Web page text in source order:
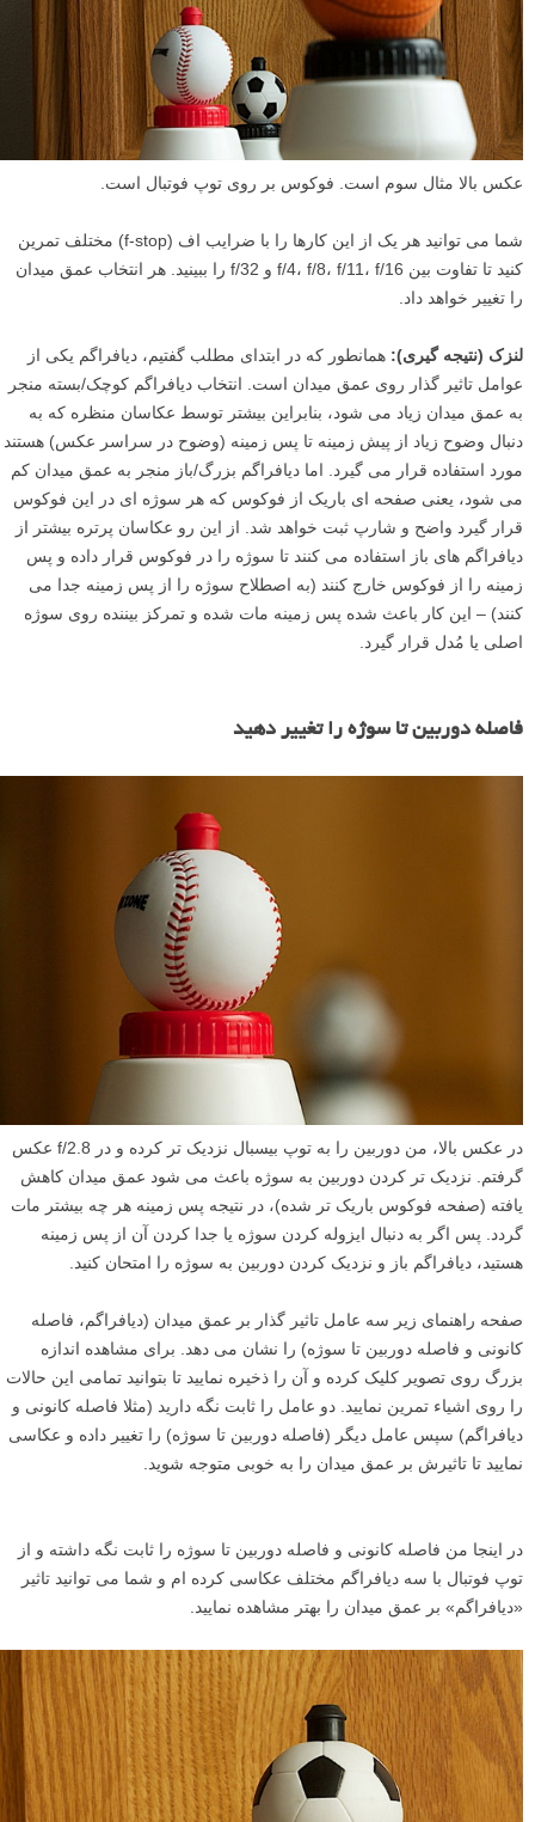
عکس بالا مثال سوم است. فوکوس بر روی توپ فوتبال است.
شما می توانید هر یک از این کارها را با ضرایب اف (f-stop) مختلف تمرین
کنید تا تفاوت بین f/4، f/8، f/11، f/16 و f/32 را ببینید. هر انتخاب عمق میدان
را تغییر خواهد داد.
لنزک (نتیجه گیری): همانطور که در ابتدای مطلب گفتیم، دیافراگم یکی از
عوامل تاثیر گذار روی عمق میدان است. انتخاب دیافراگم کوچک/بسته منجر
به عمق میدان زیاد می شود، بنابراین بیشتر توسط عکاسان منظره که به
دنبال وضوح زیاد از پیش زمینه تا پس زمینه (وضوح در سراسر عکس) هستند
مورد استفاده قرار می گیرد. اما دیافراگم بزرگ/باز منجر به عمق میدان کم
می شود، یعنی صفحه ای باریک از فوکوس که هر سوژه ای در این فوکوس
قرار گیرد واضح و شارپ ثبت خواهد شد. از این رو عکاسان پرتره بیشتر از
دیافراگم های باز استفاده می کنند تا سوژه را در فوکوس قرار داده و پس
زمینه را از فوکوس خارج کنند (به اصطلاح سوژه را از پس زمینه جدا می
کنند) – این کار باعث شده پس زمینه مات شده و تمرکز بیننده روی سوژه
اصلی یا مُدل قرار گیرد.
فاصله دوربین تا سوژه را تغییر دهید
در عکس بالا، من دوربین را به توپ بیسبال نزدیک تر کرده و در f/2.8 عکس
گرفتم. نزدیک تر کردن دوربین به سوژه باعث می شود عمق میدان کاهش
یافته (صفحه فوکوس باریک تر شده)، در نتیجه پس زمینه هر چه بیشتر مات
گردد. پس اگر به دنبال ایزوله کردن سوژه یا جدا کردن آن از پس زمینه
هستید، دیافراگم باز و نزدیک کردن دوربین به سوژه را امتحان کنید.
صفحه راهنمای زیر سه عامل تاثیر گذار بر عمق میدان (دیافراگم، فاصله
کانونی و فاصله دوربین تا سوژه) را نشان می دهد. برای مشاهده اندازه
بزرگ روی تصویر کلیک کرده و آن را ذخیره نمایید تا بتوانید تمامی این حالات
را روی اشیاء تمرین نمایید. دو عامل را ثابت نگه دارید (مثلا فاصله کانونی و
دیافراگم) سپس عامل دیگر (فاصله دوربین تا سوژه) را تغییر داده و عکاسی
نمایید تا تاثیرش بر عمق میدان را به خوبی متوجه شوید.